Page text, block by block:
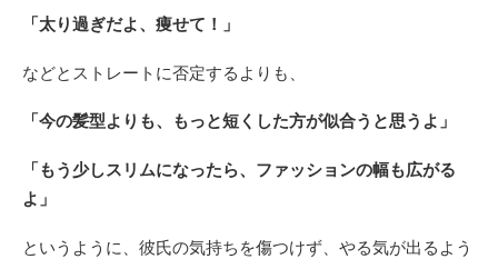
「太り過ぎだよ、痩せて！」
などとストレートに否定するよりも、
「今の髪型よりも、もっと短くした方が似合うと思うよ」
「もう少しスリムになったら、ファッションの幅も広がる
よ」
というように、彼氏の気持ちを傷つけず、やる気が出るよう